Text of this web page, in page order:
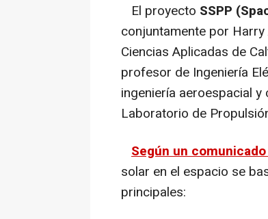
El proyecto SSPP
conjuntamente por
Ciencias Aplicadas de
profesor de Ingeniería
ingeniería aeroespacial
Laboratorio de
Según un
solar en el espacio se
principales: